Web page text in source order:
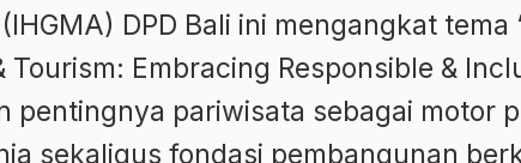
DPD Bali ini mengangkat tema
Tourism: Embracing Responsible &
pentingnya pariwisata sebagai motor
sekaligus fondasi pembangunan